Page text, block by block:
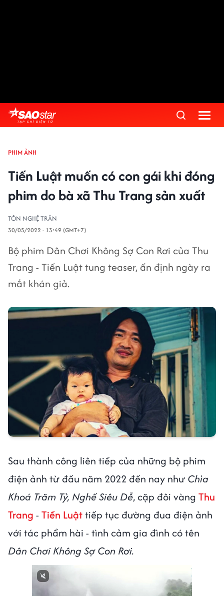
PHIM ẢNH
Tiến Luật muốn có con gái khi đóng
phim do bà xã Thu Trang sản xuất
TÔN NGHỆ TRÂN
30/05/2022 - 13:49 (GMT+7)
Bộ phim Dân Chơi Không Sợ Con Rơi của Thu
Trang - Tiến Luật tung teaser, ấn định ngày ra
mắt khán giả.
Sau thành công liên tiếp của những bộ phim
điện ảnh từ đầu năm 2022 đến nay như Chìa
Khoá Trăm Tỷ, Nghề Siêu Dễ, cặp đôi vàng Thu
Trang - Tiến Luậttiếp tục đường đua điện ảnh
với tác phẩm hài - tình cảm gia đình có tên
Dân Chơi Không Sợ Con Rơi.